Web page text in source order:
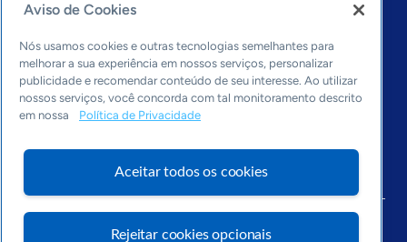
Últimas notícias
Entre em contato
Editorias
Economia & Política
Inovação & Tecnologia
Arquivo
Aviso de Cookies
Nós usamos cookies e outras tecnologias semelhantes para
melhorar a sua experiência em nossos serviços, personalizar
publicidade e recomendar conteúdo de seu interesse. Ao utilizar
nossos serviços, você concorda com tal monitoramento descrito
em nossa
Política de Privacidade
Aceitar todos os cookies
Rejeitar cookies opcionais